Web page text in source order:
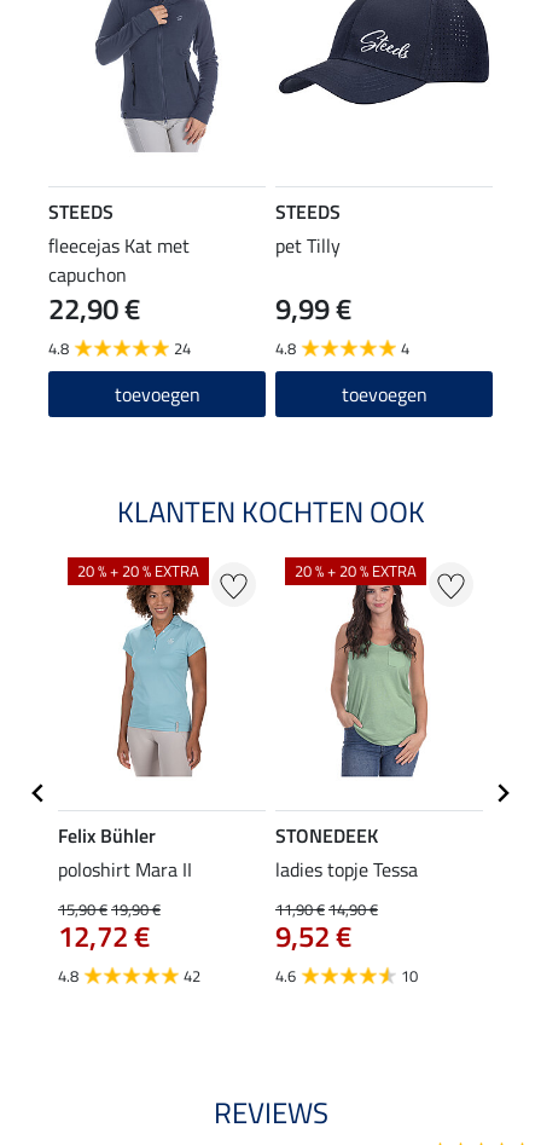
STEEDS
fleecejas Kat met
capuchon
22,90 €
4.8 24
toevoegen
STEEDS
pet Tilly
9,99 €
4.8 4
toevoegen
KLANTEN KOCHTEN OOK
20 % + 20 % EXTRA
Felix Bühler
poloshirt Mara II
15,90 €19,90 €
12,72 €
4.8 42
20 % + 20 % EXTRA
STONEDEEK
ladies topje Tessa
11,90 €14,90 €
9,52 €
4.6 10
REVIEWS